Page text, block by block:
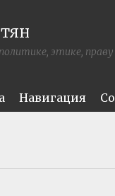
этике,
Навигация